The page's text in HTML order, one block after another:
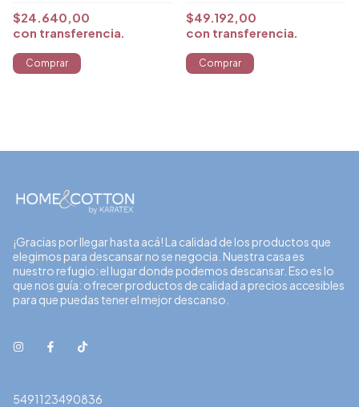
$24.640,00
con transferencia
$49.192,00
con transferencia
¡Gracias por llegar hasta acá! La calidad de los productos que
elegimos para descansar no se negocia. Nuestra casa es
nuestro refugio: el lugar donde podemos descansar. Eso es lo
que nos guía: ofrecer productos de calidad a precios accesibles
para que puedas tener el mejor descanso.
5491123490836